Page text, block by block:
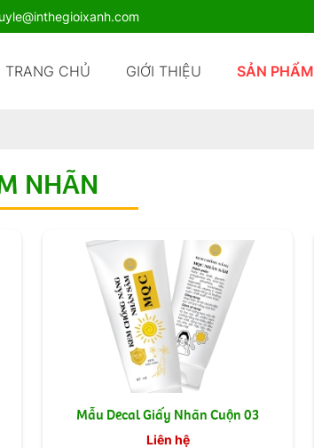
TRANG CHỦ GIỚI THIỆU SẢN PHẨM
NHÃN
Mẫu Decal Giấy Nhãn Cuộn 03
Liên hệ